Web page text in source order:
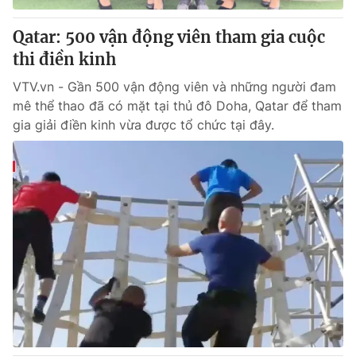
Qatar: 500 vận động viên tham gia cuộc
thi điền kinh
VTV.vn - Gần 500 vận động viên và những người đam
mê thể thao đã có mặt tại thủ đô Doha, Qatar để tham
gia giải điền kinh vừa được tổ chức tại đây.